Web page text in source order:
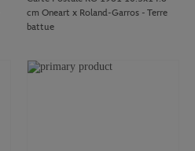
cm Oneart x Roland-Garros - Terre
battue